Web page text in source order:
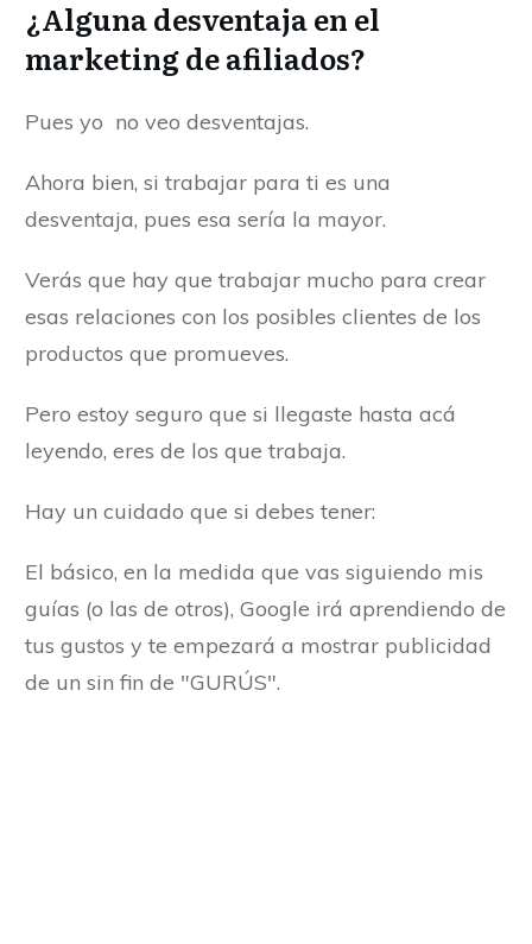
¿Alguna desventaja en el
marketing de afiliados?
Pues yo no veo desventajas.
Ahora bien, si trabajar para ti es una
desventaja, pues esa sería la mayor.
Verás que hay que trabajar mucho para crear
esas relaciones con los posibles clientes de los
productos que promueves.
Pero estoy seguro que si llegaste hasta acá
leyendo, eres de los que trabaja.
Hay un cuidado que si debes tener:
El básico, en la medida que vas siguiendo mis
guías (o las de otros), Google irá aprendiendo de
tus gustos y te empezará a mostrar publicidad
de un sin fin de "GURÚS".